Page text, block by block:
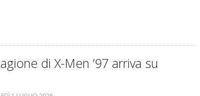
di X-Men ’97 arriva su